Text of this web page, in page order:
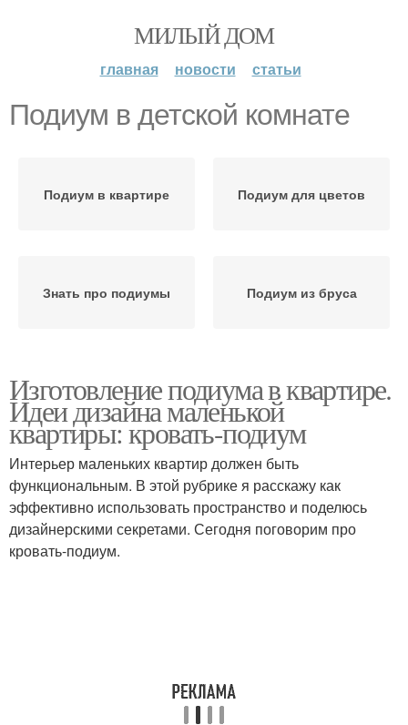
МИЛЫЙ ДОМ
главная новости статьи
Подиум в детской комнате
Подиум в квартире Подиум для цветов
Знать про подиумы Подиум из бруса
Изготовление подиума в квартире.
Идеи дизайна маленькой
квартиры: кровать-подиум
Интерьер маленьких квартир должен быть
функциональным. В этой рубрике я расскажу как
эффективно использовать пространство и поделюсь
дизайнерскими секретами. Сегодня поговорим про
кровать-подиум.